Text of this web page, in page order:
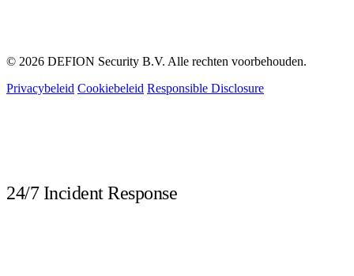
© 2026 DEFION Security B.V. Alle rechten voorbehouden.
Privacybeleid Cookiebeleid Responsible Disclosure
24/7 Incident Response